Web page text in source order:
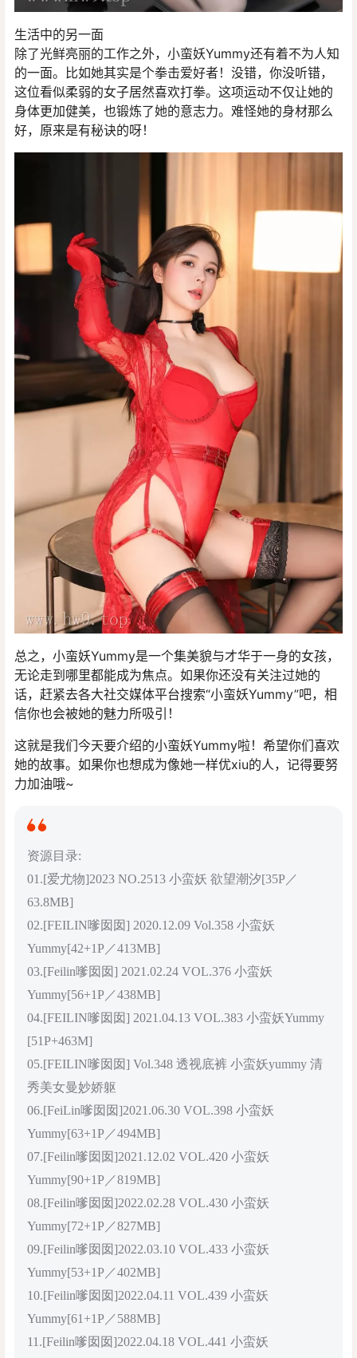
生活中的另一面
除了光鲜亮丽的工作之外，小蛮妖Yummy还有着不为人知
的一面。比如她其实是个拳击爱好者！没错，你没听错，
这位看似柔弱的女子居然喜欢打拳。这项运动不仅让她的
身体更加健美，也锻炼了她的意志力。难怪她的身材那么
好，原来是有秘诀的呀！
总之，小蛮妖Yummy是一个集美貌与才华于一身的女孩，
无论走到哪里都能成为焦点。如果你还没有关注过她的
话，赶紧去各大社交媒体平台搜索“小蛮妖Yummy”吧，相
信你也会被她的魅力所吸引！
这就是我们今天要介绍的小蛮妖Yummy啦！希望你们喜欢
她的故事。如果你也想成为像她一样优xiu的人，记得要努
力加油哦~
资源目录:
01.[爱尤物]2023 NO.2513 小蛮妖 欲望潮汐[35P／
63.8MB]
02.[FEILIN嗲囡囡] 2020.12.09 Vol.358 小蛮妖
Yummy[42+1P／413MB]
03.[Feilin嗲囡囡] 2021.02.24 VOL.376 小蛮妖
Yummy[56+1P／438MB]
04.[FEILIN嗲囡囡] 2021.04.13 VOL.383 小蛮妖Yummy
[51P+463M]
05.[FEILIN嗲囡囡] Vol.348 透视底裤 小蛮妖yummy 清
秀美女曼妙娇躯
06.[FeiLin嗲囡囡]2021.06.30 VOL.398 小蛮妖
Yummy[63+1P／494MB]
07.[Feilin嗲囡囡]2021.12.02 VOL.420 小蛮妖
Yummy[90+1P／819MB]
08.[Feilin嗲囡囡]2022.02.28 VOL.430 小蛮妖
Yummy[72+1P／827MB]
09.[Feilin嗲囡囡]2022.03.10 VOL.433 小蛮妖
Yummy[53+1P／402MB]
10.[Feilin嗲囡囡]2022.04.11 VOL.439 小蛮妖
Yummy[61+1P／588MB]
11.[Feilin嗲囡囡]2022.04.18 VOL.441 小蛮妖